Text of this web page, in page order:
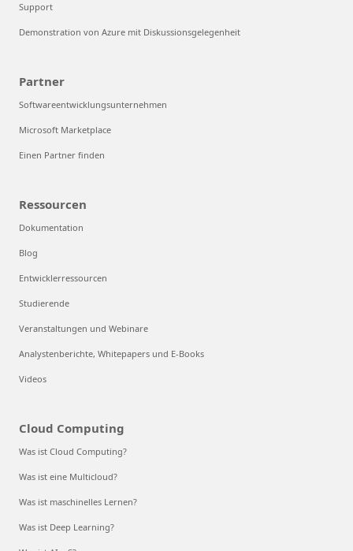
Support
Demonstration von Azure mit Diskussionsgelegenheit
Partner
Softwareentwicklungsunternehmen
Microsoft Marketplace
Einen Partner finden
Ressourcen
Dokumentation
Blog
Entwicklerressourcen
Studierende
Veranstaltungen und Webinare
Analystenberichte, Whitepapers und E-Books
Videos
Cloud Computing
Was ist Cloud Computing?
Was ist eine Multicloud?
Was ist maschinelles Lernen?
Was ist Deep Learning?